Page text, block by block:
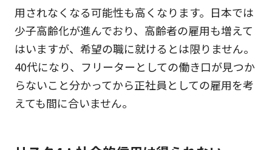
用されなくなる可能性も高くなります。日本では
少子高齢化が進んでおり、高齢者の雇用も増えて
はいますが、希望の職に就けるとは限りません。
40代になり、フリーターとしての働き口が見つか
らないこと分かってから正社員としての雇用を考
えても間に合いません。